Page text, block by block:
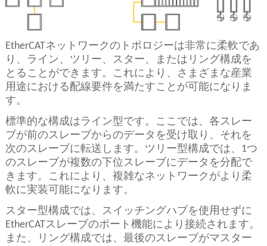
EtherCATネットワークのトポロジーは非常に柔軟であ
り、ライン、ツリー、スター、またはリング構成を
とることができます。これにより、さまざまな産業
用途における配線要件を満たすことが可能になりま
す。
標準的な構成はライン型です。ここでは、各スレー
ブが前のスレーブからのデータを受け取り、それを
次のスレーブに転送します。ツリー型構成では、1つ
のスレーブが複数の下位スレーブにデータを分配で
きます。これにより、複雑なネットワークがより柔
軟に実装可能になります。
スター型構成では、スイッチングハブを使用せずに
EtherCATスレーブのポート機能により接続されます。
また、リング構成では、最後のスレーブがマスター